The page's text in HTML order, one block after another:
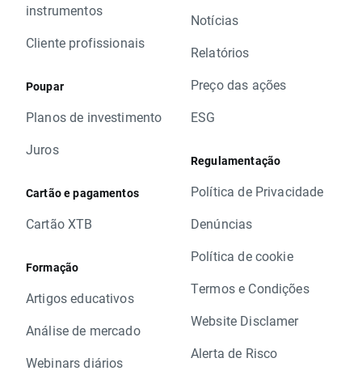
instrumentos
Cliente profissionais
Poupar
Planos de investimento
Juros
Cartão e pagamentos
Cartão XTB
Formação
Artigos educativos
Análise de mercado
Webinars diários
Notícias
Relatórios
Preço das ações
ESG
Regulamentação
Política de Privacidade
Denúncias
Política de cookie
Termos e Condições
Website Disclamer
Alerta de Risco